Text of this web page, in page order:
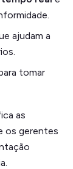
ajudam a
tomar
as
os gerentes